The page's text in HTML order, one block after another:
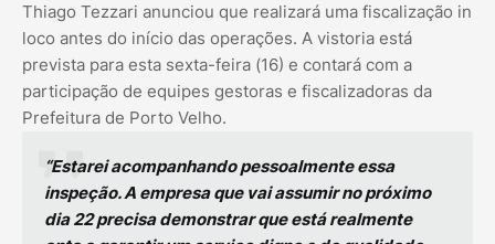
Thiago Tezzari anunciou que realizará uma fiscalização in
loco antes do início das operações. A vistoria está
prevista para esta sexta-feira (16) e contará com a
participação de equipes gestoras e fiscalizadoras da
Prefeitura de Porto Velho.
“Estarei acompanhando pessoalmente essa
inspeção. A empresa que vai assumir no próximo
dia 22 precisa demonstrar que está realmente